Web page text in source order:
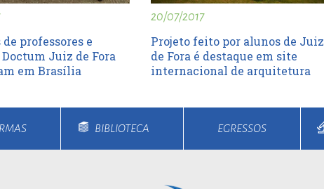
professores e
Juiz de Fora
em Brasília
20/07/2017
Projeto feito por alunos de Juiz
de Fora é destaque em site
internacional de arquitetura
BIBLIOTECA EGRESSOS